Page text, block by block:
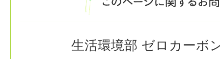
生活環境部 ゼロカーボ